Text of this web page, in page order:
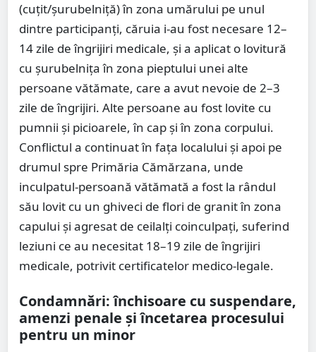
(cuțit/șurubelniță) în zona umărului pe unul
dintre participanți, căruia i-au fost necesare 12–
14 zile de îngrijiri medicale, și a aplicat o lovitură
cu șurubelnița în zona pieptului unei alte
persoane vătămate, care a avut nevoie de 2–3
zile de îngrijiri. Alte persoane au fost lovite cu
pumnii și picioarele, în cap și în zona corpului.
Conflictul a continuat în fața localului și apoi pe
drumul spre Primăria Cămărzana, unde
inculpatul-persoană vătămată a fost la rândul
său lovit cu un ghiveci de flori de granit în zona
capului și agresat de ceilalți coinculpați, suferind
leziuni ce au necesitat 18–19 zile de îngrijiri
medicale, potrivit certificatelor medico-legale.
Condamnări: închisoare cu suspendare,
amenzi penale și încetarea procesului
pentru un minor